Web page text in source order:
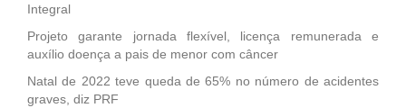
Integral
Projeto garante jornada flexível, licença remunerada e
auxílio doença a pais de menor com câncer
Natal de 2022 teve queda de 65% no número de acidentes
graves, diz PRF